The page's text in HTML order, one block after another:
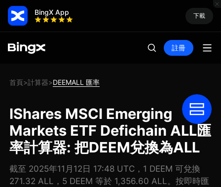
BingX App 下載
註冊
首頁>計算器>DEEMALL 匯率
IShares MSCI Emerging
Markets ETF Defichain ALL匯
率計算器: 把DEEM兌換為ALL
截至 2025年11月12日 17:48 UTC，1 DEEM 可兌換
271.32 ALL，5 DEEM 等於 1,356.60 ALL。按即時匯